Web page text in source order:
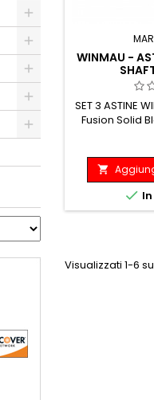
WINMAU -
SET 3 ASTINE
Fusion Solid
volo delle
accessorio
dell'astina.
perderai mai
la tua
ottimizzata


Visualizzati 1-6